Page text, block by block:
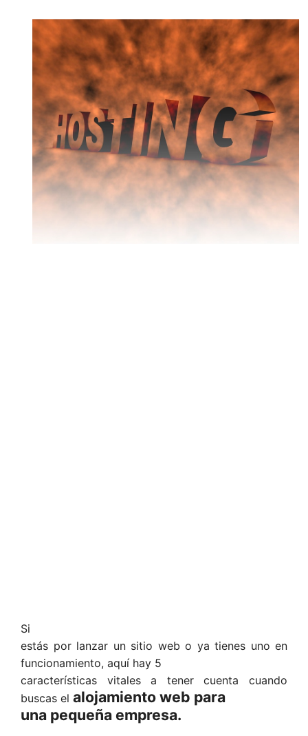
Si
estás por lanzar un sitio web o ya tienes uno en
funcionamiento, aquí hay 5
características vitales a tener cuenta cuando
buscas el alojamiento web para
una pequeña empresa.